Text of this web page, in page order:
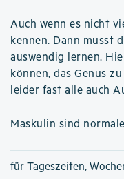
Auch wenn es nicht
kennen. Dann musst
auswendig lernen.
können, das Genus
leider fast alle auch
Maskulin sind
für Tageszeiten,